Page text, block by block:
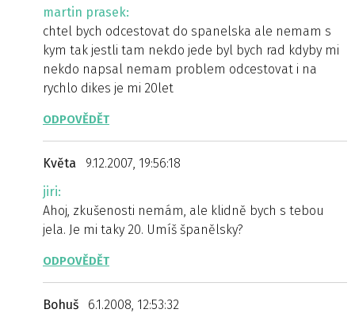
martin prasek:
chtel bych odcestovat do spanelska ale nemam s
kym tak jestli tam nekdo jede byl bych rad kdyby mi
nekdo napsal nemam problem odcestovat i na
rychlo dikes je mi 20let
ODPOVĚDĚT
Květa
9.12.2007, 19:56:18
jiri:
Ahoj, zkušenosti nemám, ale klidně bych s tebou
jela. Je mi taky 20. Umíš španělsky?
ODPOVĚDĚT
Bohuš
6.1.2008, 12:53:32